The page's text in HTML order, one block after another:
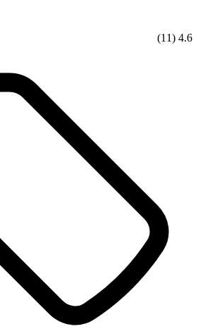
4.6
(11)